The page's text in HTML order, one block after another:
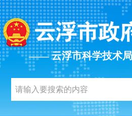
—— 云浮市科学技术局